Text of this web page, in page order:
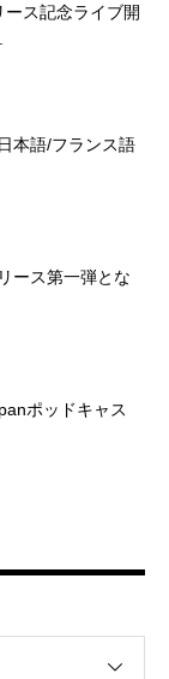
ース記念ライブ開
本語/フランス語
ース第一弾とな
ポッドキャス